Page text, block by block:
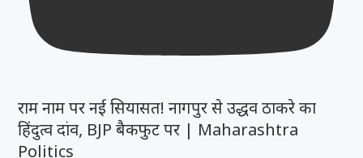
राम नाम पर नई सियासत! नागपुर से उद्धव ठाकरे का
हिंदुत्व दांव, BJP बैकफुट पर | Maharashtra
Politics